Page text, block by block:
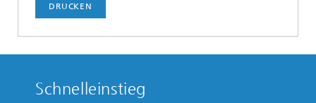
DRUCKEN
Schnelleinstieg